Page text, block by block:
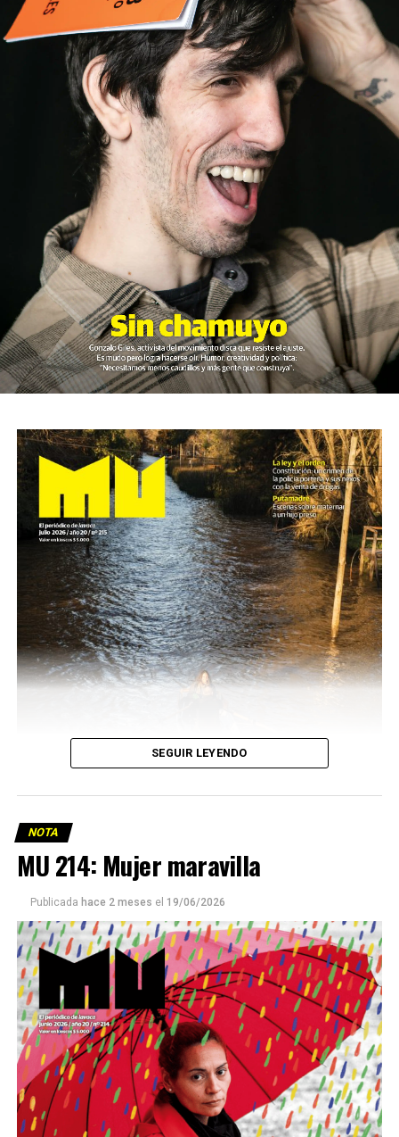
Este número 215 de MU ☝️viene con doble tapa, que
podría ser una frase:
Sin chamuyo, a remarla.
Descargar la Mu en PDF
SEGUIR LEYENDO
NOTA
MU 214: Mujer maravilla
Publicada hace 2 meses el 19/06/2026